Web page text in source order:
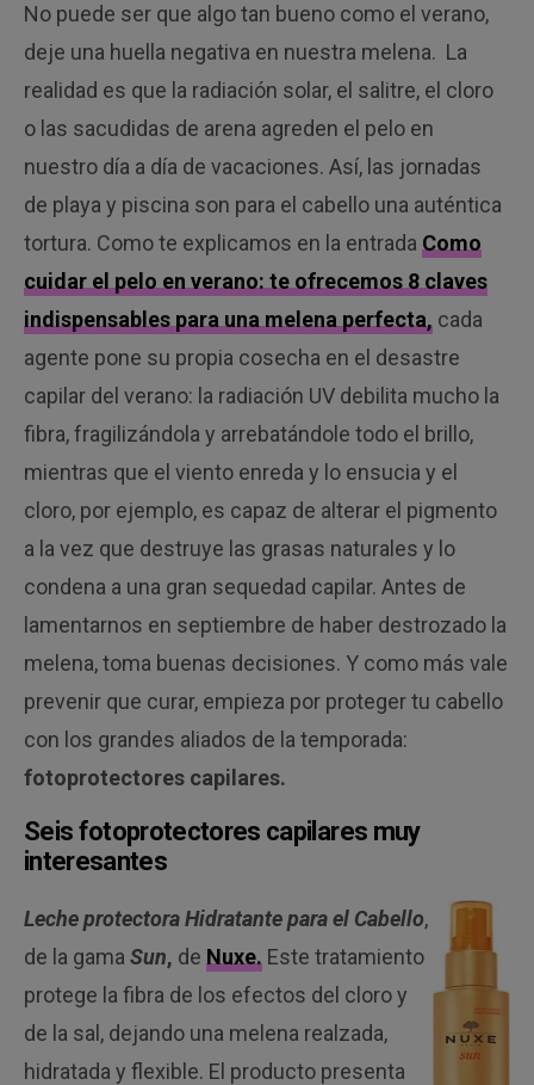
No puede ser que algo tan bueno como el verano,
deje una huella negativa en nuestra melena. La
realidad es que la radiación solar, el salitre, el cloro
o las sacudidas de arena agreden el pelo en
nuestro día a día de vacaciones. Así, las jornadas
de playa y piscina son para el cabello una auténtica
tortura. Como te explicamos en la entradaComo
cuidar el pelo en verano: te ofrecemos 8 claves
indispensables para una melena perfecta, cada
agente pone su propia cosecha en el desastre
capilar del verano: la radiación UV debilita mucho la
fibra, fragilizándola y arrebatándole todo el brillo,
mientras que el viento enreda y lo ensucia y el
cloro, por ejemplo, es capaz de alterar el pigmento
a la vez que destruye las grasas naturales y lo
condena a una gran sequedad capilar. Antes de
lamentarnos en septiembre de haber destrozado la
melena, toma buenas decisiones. Y como más vale
prevenir que curar, empieza por proteger tu cabello
con los grandes aliados de la temporada:
fotoprotectores capilares.
Seis fotoprotectores capilares muy
interesantes
Leche protectora Hidratante para el Cabello,
de la gamaSun, deNuxe. Este tratamiento
protege la fibra de los efectos del cloro y
de la sal, dejando una melena realzada,
hidratada y flexible. El producto presenta